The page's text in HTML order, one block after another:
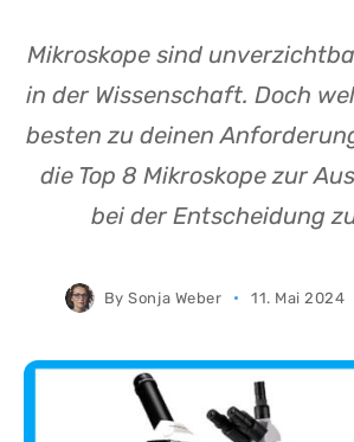
Mikroskope sind
in der Wissenschaft. Doch
besten zu deinen
die Top 8 Mikroskope zur
bei der Entscheidung
BySonja Weber 11. Mai 2024